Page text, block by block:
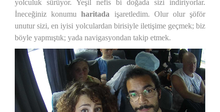
yolculuk sürüyor. Yeşil nefis bi doğada sizi indiriyorlar.
İneceğiniz konumuharitada işaretledim. Olur olur şöför
unutur sizi, en iyisi yolculardan birisiyle iletişime geçmek; biz
böyle yapmıştık; yada navigasyondan takip etmek.